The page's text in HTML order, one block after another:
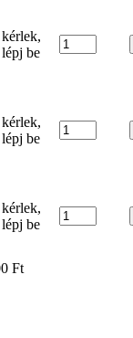
kérlek,
lépj be
kérlek,
lépj be
kérlek,
lépj be
Ft